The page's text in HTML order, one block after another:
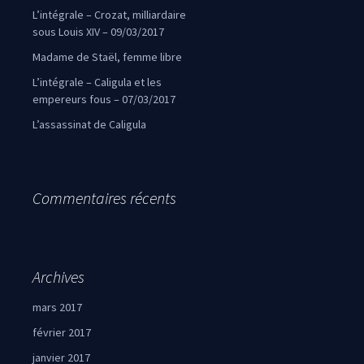
L’intégrale – Crozat, milliardaire
sous Louis XIV – 09/03/2017
Madame de Staël, femme libre
L’intégrale – Caligula et les
empereurs fous – 07/03/2017
L’assassinat de Caligula
Commentaires récents
Archives
mars 2017
février 2017
janvier 2017